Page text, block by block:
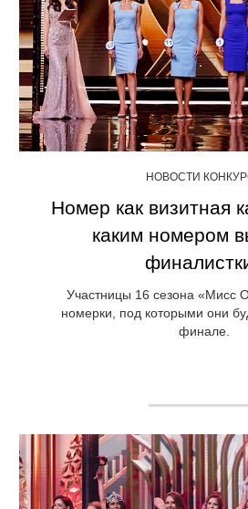
НОВОСТИ
Номер как визитная
каким номером
Участницы 16 сезона «Мисс
номерки, под которыми они
финале.